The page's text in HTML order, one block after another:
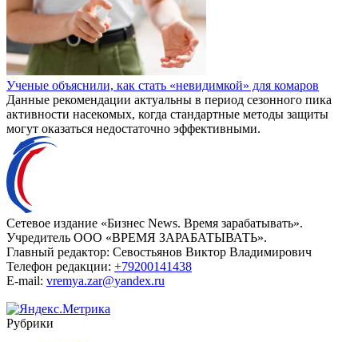
Ученые объяснили, как стать «невидимкой» для комаров
Данные рекомендации актуальны в период сезонного пика
активности насекомых, когда стандартные методы защиты
могут оказаться недостаточно эффективными.
Сетевое издание «Бизнес News. Время зарабатывать».
Учредитель ООО «ВРЕМЯ ЗАРАБАТЫВАТЬ».
Главный редактор: Севостьянов Виктор Владимирович
Телефон редакции: +79200141438
E-mail: vremya.zar@yandex.ru
Рубрики